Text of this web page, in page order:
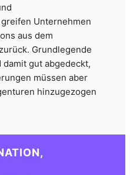
Unternehmen
aus dem
Grundlegende
gut abgedeckt,
müssen aber
hinzugezogen